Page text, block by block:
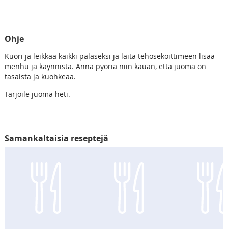
Ohje
Kuori ja leikkaa kaikki palaseksi ja laita tehosekoittimeen lisää
menhu ja käynnistä. Anna pyöriä niin kauan, että juoma on
tasaista ja kuohkeaa.
Tarjoile juoma heti.
Samankaltaisia reseptejä